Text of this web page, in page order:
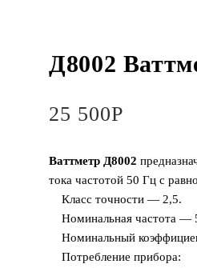
Д8002
25 500Р
Ваттметр Д8002
тока частотой 50 Гц с
Класс точности — 2,5.
Номинальная частота —
Номинальный
Потребление прибора: